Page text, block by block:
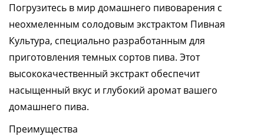
Погрузитесь в мир домашнего пивоварения с
неохмеленным солодовым экстрактом Пивная
Культура, специально разработанным для
приготовления темных сортов пива. Этот
высококачественный экстракт обеспечит
насыщенный вкус и глубокий аромат вашего
домашнего пива.
Преимущества